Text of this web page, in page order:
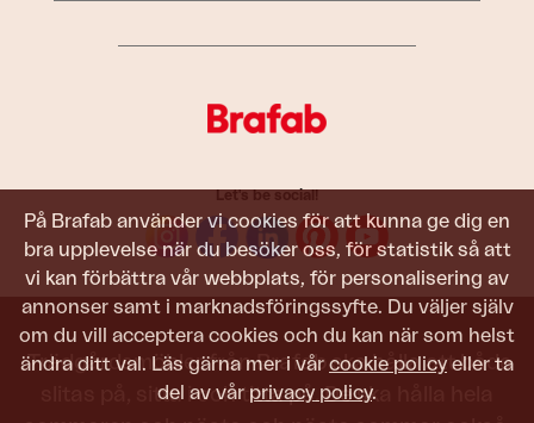
På Brafab använder vi cookies för att kunna ge dig en
bra upplevelse när du besöker oss, för statistik så att
vi kan förbättra vår webbplats, för personalisering av
annonser samt i marknadsföringssyfte. Du väljer själv
om du vill acceptera cookies och du kan när som helst
ändra ditt val. Läs gärna mer i vår cookie policy eller ta
del av vår privacy policy.
Let's be social!
Trädgårdsmöbler från Brafab ska hålla att både
slitas på, sitta i och titta på. De ska hålla hela